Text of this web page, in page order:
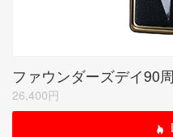
ファウンダーズデイ90
26,400円